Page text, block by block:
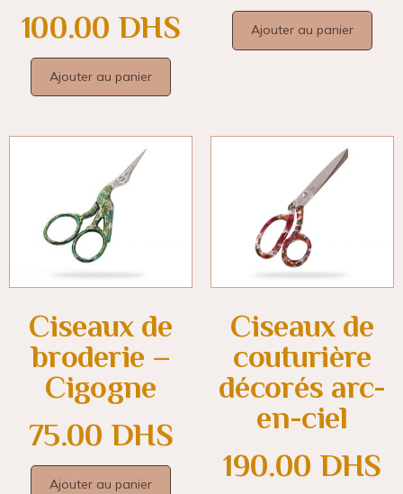
100.00 DHS
Ajouter au panier
Ajouter au panier
Ciseaux de
broderie –
Cigogne
75.00 DHS
Ajouter au panier
Ciseaux de
couturière
décorés arc-
en-ciel
190.00 DHS